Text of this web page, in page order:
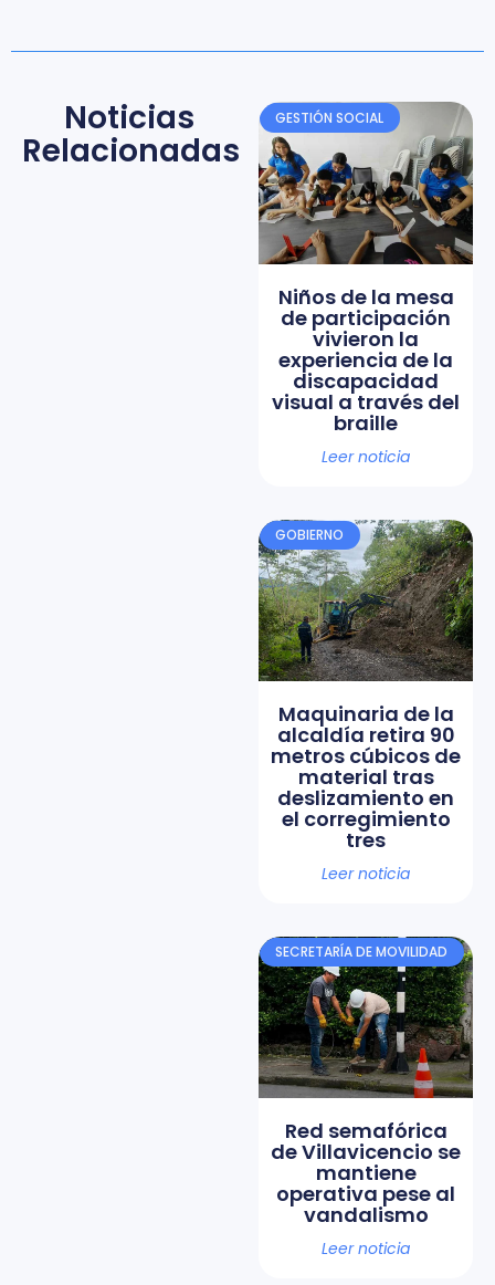
Noticias
Relacionadas
GESTIÓN SOCIAL
Niños de la mesa
de participación
vivieron la
experiencia de la
discapacidad
visual a través del
braille
Leer noticia
GOBIERNO
Maquinaria de la
alcaldía retira 90
metros cúbicos de
material tras
deslizamiento en
el corregimiento
tres
Leer noticia
SECRETARÍA DE MOVILIDAD
Red semafórica
de Villavicencio se
mantiene
operativa pese al
vandalismo
Leer noticia